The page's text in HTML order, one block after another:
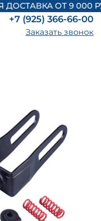
ОТ 9 000
+7 (925) 366-66-00
Заказать звонок